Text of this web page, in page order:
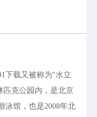
下载又被称为"水立
匹克公园内，是北京
泳馆，也是2008年北